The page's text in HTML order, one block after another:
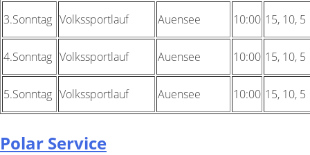
3.Sonntag Volkssportlauf Auensee 10:00 15, 10, 5
4.Sonntag Volkssportlauf Auensee 10:00 15, 10, 5
5.Sonntag Volkssportlauf Auensee 10:00 15, 10, 5
Polar Service